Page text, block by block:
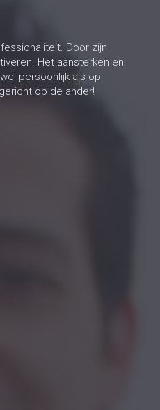
Door zijn
Het aansterken en
persoonlijk als op
op de ander!